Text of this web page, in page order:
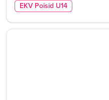
EKV Poisid U14